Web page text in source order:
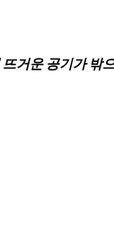
거운 공기가 밖